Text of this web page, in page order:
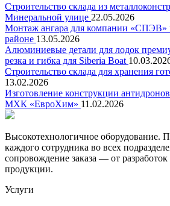
Строительство склада из
Минеральной улице 22.05.2026
Монтаж ангара для компании «СПЭВ»
районе 13.05.2026
Алюминиевые детали для лодок
резка и гибка для Siberia Boat
Строительство склада для хранения
13.02.2026
Изготовление конструкции
МХК «ЕвроХим» 11.02.2026
Высокотехнологичное оборудование.
каждого сотрудника во всех
сопровождение заказа — от
продукции.
Услуги